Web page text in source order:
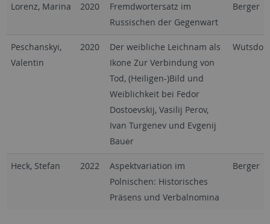
Lorenz, Marina 2020
Fremdwortersatz im
Russischen der Gegenwart
Berger
Peschanskyi,
Valentin
2020
Der weibliche Leichnam als
Ikone Zur Verbindung von
Tod, (Heiligen-)Bild und
Weiblichkeit bei Fedor
Dostoevskij, Vasilij Perov,
Ivan Turgenev und Evgenij
Bauėr
Heck, Stefan 2022
Aspektvariation im
Polnischen: Historisches
Präsens und Verbalnomina
Berger